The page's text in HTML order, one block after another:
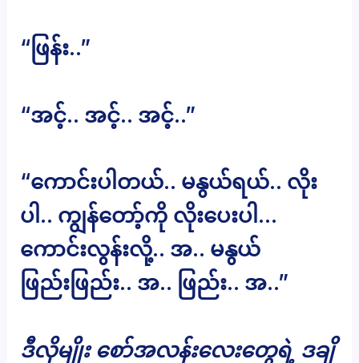
“ဖြန်း..”
“အင့်.. အင့်.. အင့်..”
“ကောင်းပါတယ်.. မနွယ်ရယ်.. လိုး
ပါ.. ကျွန်တော့်ကို လိုးပေးပါ…
ကောင်းလွန်းလို့.. အ.. မနွယ်
ဖြည်းဖြည်း.. အ.. ဖြည်း.. အ..”
ဒီလိုမျိုး စော်အလန်းလေးတွေရဲ့ ဒချိ